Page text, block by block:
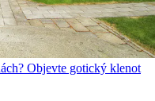
Objevte gotický klenot